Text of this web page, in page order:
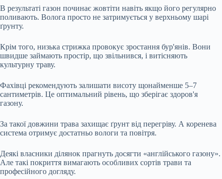
В результаті газон починає жовтіти навіть якщо його регулярно
поливають. Волога просто не затримується у верхньому шарі
ґрунту.
Крім того, низька стрижка провокує зростання бур'янів. Вони
швидше займають простір, що звільнився, і витісняють
культурну траву.
Фахівці рекомендують залишати висоту щонайменше 5–7
сантиметрів. Це оптимальний рівень, що зберігає здоров'я
газону.
За такої довжини трава захищає ґрунт від перегріву. А коренева
система отримує достатньо вологи та повітря.
Деякі власники ділянок прагнуть досягти «англійського газону».
Але такі покриття вимагають особливих сортів трави та
професійного догляду.